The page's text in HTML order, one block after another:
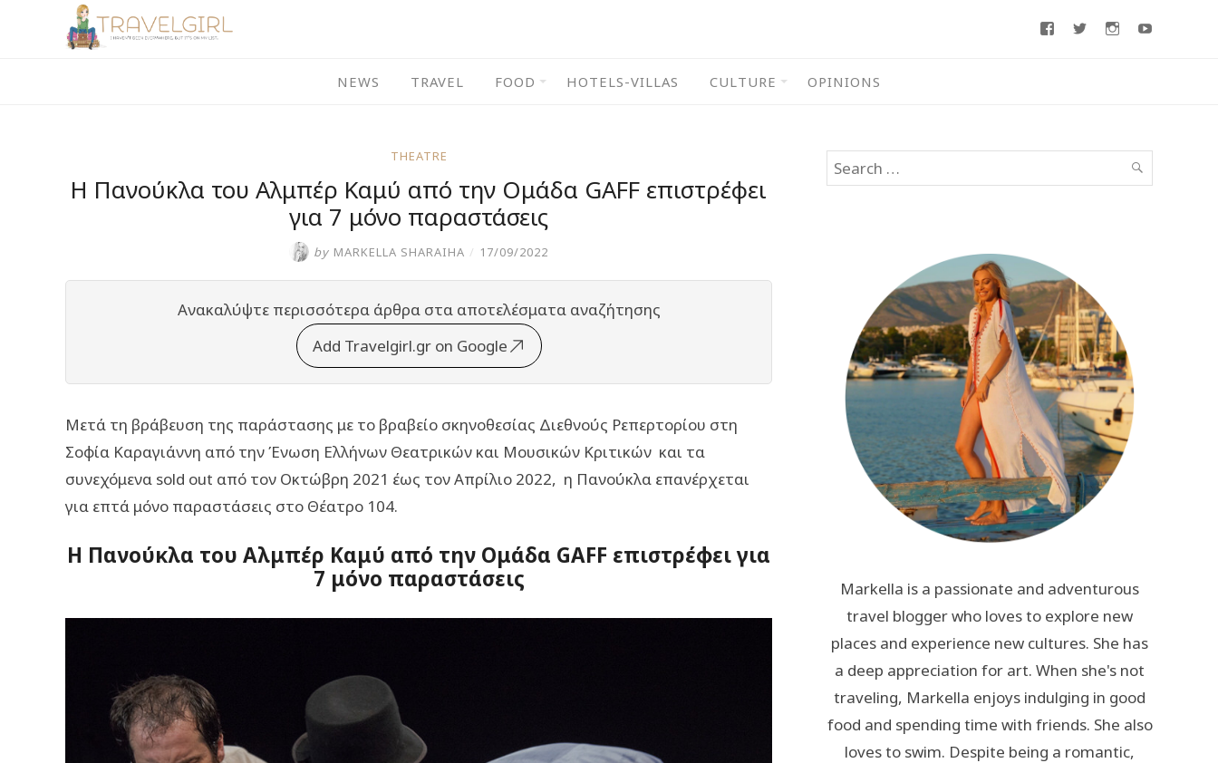
FacebookTwitterInstagram
NEWS TRAVEL FOOD HOTELS-VILLAS CULTURE OPINIONS
THEATRE
Η Πανούκλα του Αλμπέρ Καμύ από την Ομάδα GAFF επιστρέφει
για 7 μόνο παραστάσεις
by MARKELLA SHARAIHA / 17/09/2022
Ανακαλύψτε περισσότερα άρθρα στα αποτελέσματα αναζήτησης
Add Travelgirl.gr on Google
Μετά τη βράβευση της παράστασης με το βραβείο σκηνοθεσίας Διεθνούς Ρεπερτορίου στη
Σοφία Καραγιάννη από την Ένωση Ελλήνων Θεατρικών και Μουσικών Κριτικών και τα
συνεχόμενα sold out από τον Οκτώβρη 2021 έως τον Απρίλιο 2022, η Πανούκλα επανέρχεται
για επτά μόνο παραστάσεις στο Θέατρο 104.
Η Πανούκλα του Αλμπέρ Καμύ από την Ομάδα GAFF επιστρέφει για
7 μόνο παραστάσεις
Search
for:
SEARCH
Markella is a passionate and adventurous
travel blogger who loves to explore new
places and experience new cultures. She has
a deep appreciation for art. When she's not
traveling, Markella enjoys indulging in good
food and spending time with friends. She also
loves to swim. Despite being a romantic,